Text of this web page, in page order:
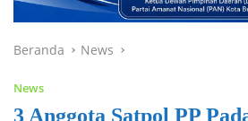
Beranda News
News
3 Anggota Satpol PP